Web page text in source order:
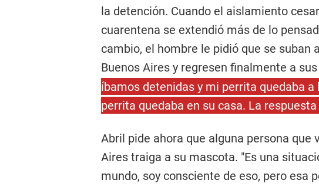
la detención. Cuando el aislamiento
cuarentena se extendió más de lo
cambio, el hombre le pidió que se suban
Buenos Aires y regresen finalmente a
íbamos detenidas y mi perrita quedaba
perrita quedaba en su casa. La respuesta
Abril pide ahora que alguna persona que
Aires traiga a su mascota. "Es una
mundo, soy consciente de eso, pero esa